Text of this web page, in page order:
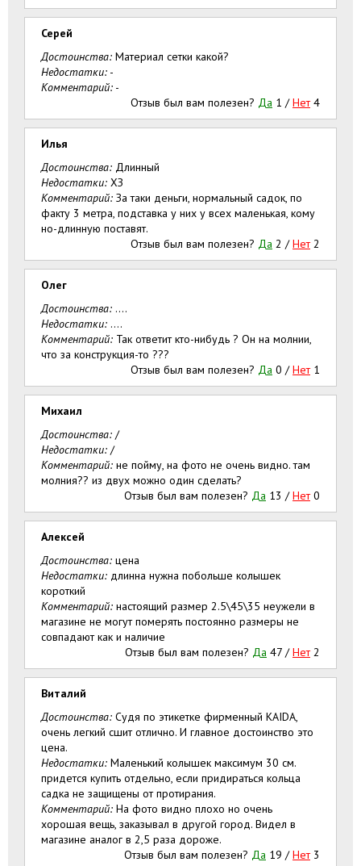
Серей
Достоинства: Материал сетки какой?
Недостатки: -
Комментарий: -
Отзыв был вам полезен? Да 1 /Нет 4
Илья
Достоинства: Длинный
Недостатки: ХЗ
Комментарий: За таки деньги, нормальный садок, по
факту 3 метра, подставка у них у всех маленькая, кому
но-длинную поставят.
Отзыв был вам полезен? Да 2 /Нет 2
Олег
Достоинства: ....
Недостатки: ....
Комментарий: Так ответит кто-нибудь ? Он на молнии,
что за конструкция-то ???
Отзыв был вам полезен? Да 0 /Нет 1
Михаил
Достоинства: /
Недостатки: /
Комментарий: не пойму, на фото не очень видно. там
молния?? из двух можно один сделать?
Отзыв был вам полезен? Да 13 /Нет 0
Алексей
Достоинства: цена
Недостатки: длинна нужна побольше колышек
короткий
Комментарий: настоящий размер 2.5\45\35 неужели в
магазине не могут померять постоянно размеры не
совпадают как и наличие
Отзыв был вам полезен? Да 47 /Нет 2
Виталий
Достоинства: Судя по этикетке фирменный KAIDA,
очень легкий сшит отлично. И главное достоинство это
цена.
Недостатки: Маленький колышек максимум 30 см.
придется купить отдельно, если придираться кольца
садка не защищены от протирания.
Комментарий: На фото видно плохо но очень
хорошая вещь, заказывал в другой город. Видел в
магазине аналог в 2,5 раза дороже.
Отзыв был вам полезен? Да 19 /Нет 3